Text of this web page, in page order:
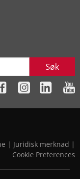
Søk
| Juridisk merknad |
Cookie Preferences